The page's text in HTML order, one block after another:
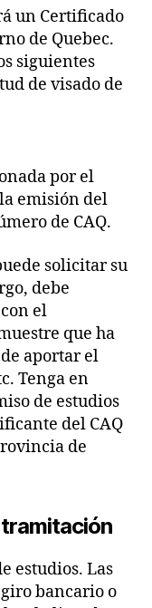
un Certificado
de Quebec.
siguientes
de visado de
por el
emisión del
de CAQ.
solicitar su
debe
el
que ha
aportar el
Tenga en
de estudios
del CAQ
de
tramitación
estudios. Las
bancario o